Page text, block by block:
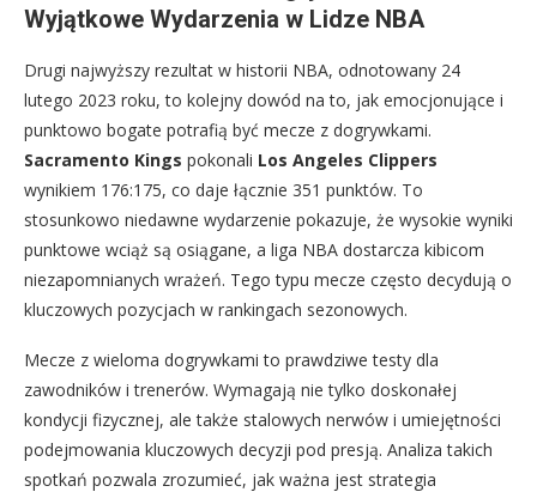
Wyjątkowe Wydarzenia w Lidze NBA
Drugi najwyższy rezultat w historii NBA, odnotowany 24
lutego 2023 roku, to kolejny dowód na to, jak emocjonujące i
punktowo bogate potrafią być mecze z dogrywkami.
Sacramento Kings pokonali Los Angeles Clippers
wynikiem 176:175, co daje łącznie 351 punktów. To
stosunkowo niedawne wydarzenie pokazuje, że wysokie wyniki
punktowe wciąż są osiągane, a liga NBA dostarcza kibicom
niezapomnianych wrażeń. Tego typu mecze często decydują o
kluczowych pozycjach w rankingach sezonowych.
Mecze z wieloma dogrywkami to prawdziwe testy dla
zawodników i trenerów. Wymagają nie tylko doskonałej
kondycji fizycznej, ale także stalowych nerwów i umiejętności
podejmowania kluczowych decyzji pod presją. Analiza takich
spotkań pozwala zrozumieć, jak ważna jest strategia